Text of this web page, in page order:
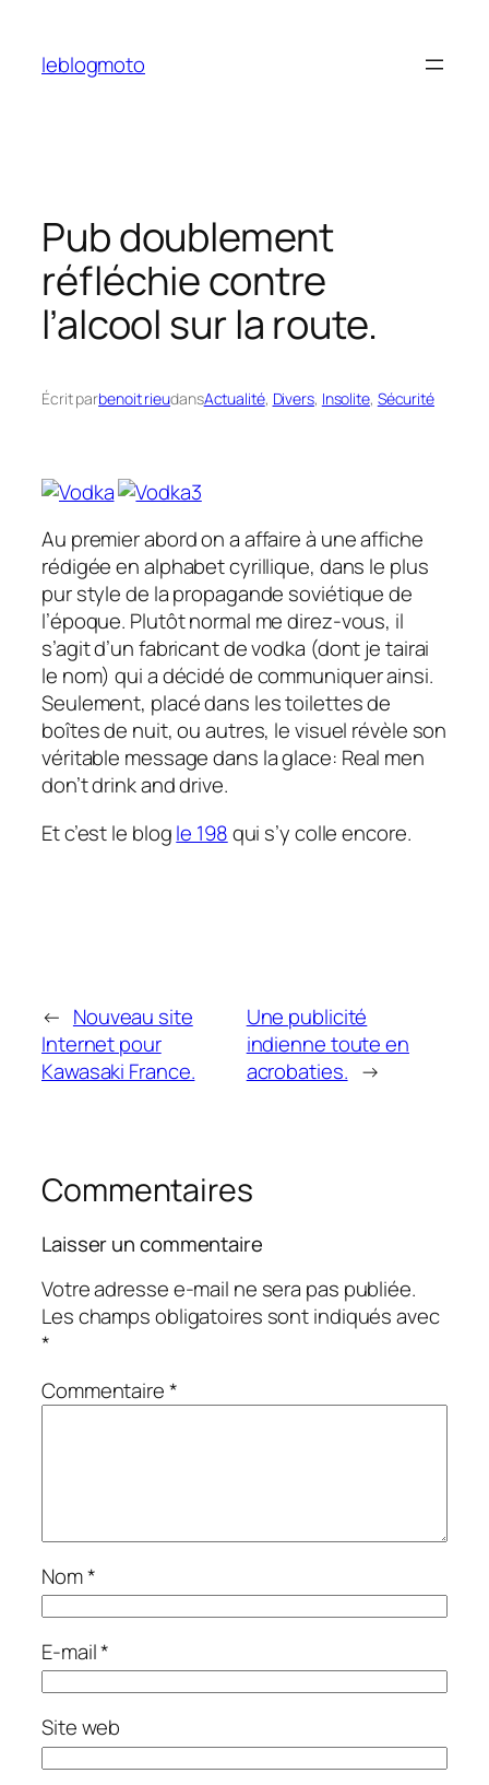
contenu
leblogmoto
Pub doublement
réfléchie contre
l’alcool sur la route.
Écrit parbenoit rieudansActualité, Divers, Insolite, Sécurité
Au premier abord on a affaire à une affiche
rédigée en alphabet cyrillique, dans le plus
pur style de la propagande soviétique de
l’époque. Plutôt normal me direz-vous, il
s’agit d’un fabricant de vodka (dont je tairai
le nom) qui a décidé de communiquer ainsi.
Seulement, placé dans les toilettes de
boîtes de nuit, ou autres, le visuel révèle son
véritable message dans la glace: Real men
don’t drink and drive.
Et c’est le blogle 198qui s’y colle encore.
← Nouveau site
Internet pour
Kawasaki France.
Une publicité
indienne toute en
acrobaties. →
Commentaires
Laisser un commentaire
Votre adresse e-mail ne sera pas publiée.
Les champs obligatoires sont indiqués avec
*
Commentaire*
Nom*
E-mail*
Site web